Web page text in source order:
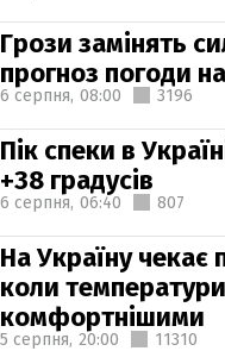
Грози замінять
прогноз погоди
6 серпня, 08:00 3196
Пік спеки в
+38 градусів
6 серпня, 06:40 807
На Україну чекає
коли
комфортнішими
5 серпня, 20:00 11310